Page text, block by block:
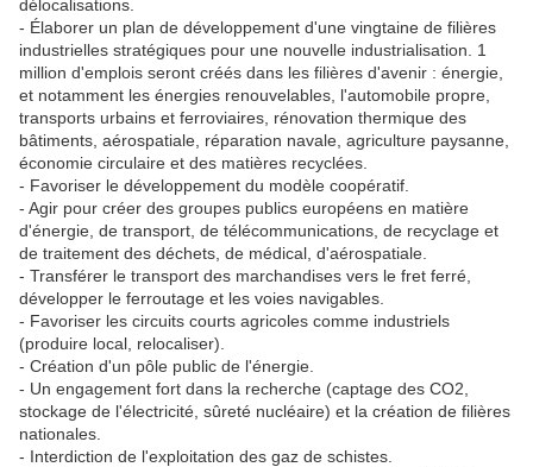
délocalisations.
- Élaborer un plan de développement d'une vingtaine de filières
industrielles stratégiques pour une nouvelle industrialisation. 1
million d'emplois seront créés dans les filières d'avenir : énergie,
et notamment les énergies renouvelables, l'automobile propre,
transports urbains et ferroviaires, rénovation thermique des
bâtiments, aérospatiale, réparation navale, agriculture paysanne,
économie circulaire et des matières recyclées.
- Favoriser le développement du modèle coopératif.
- Agir pour créer des groupes publics européens en matière
d'énergie, de transport, de télécommunications, de recyclage et
de traitement des déchets, de médical, d'aérospatiale.
- Transférer le transport des marchandises vers le fret ferré,
développer le ferroutage et les voies navigables.
- Favoriser les circuits courts agricoles comme industriels
(produire local, relocaliser).
- Création d'un pôle public de l'énergie.
- Un engagement fort dans la recherche (captage des CO2,
stockage de l'électricité, sûreté nucléaire) et la création de filières
nationales.
- Interdiction de l'exploitation des gaz de schistes.